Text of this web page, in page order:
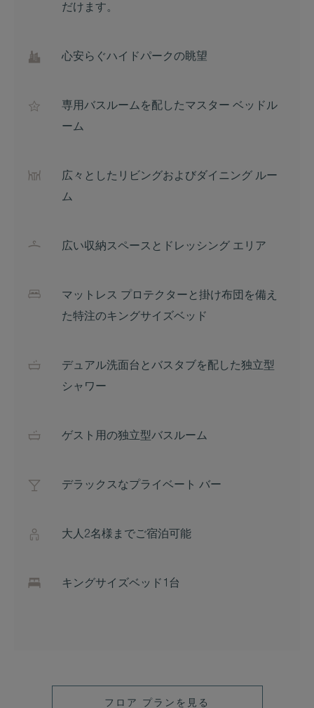
だけます。
心安らぐハイドパークの眺望
専用バスルームを配したマスター ベッドル
ーム
広々としたリビングおよびダイニング ルー
ム
広い収納スペースとドレッシング エリア
マットレス プロテクターと掛け布団を備え
た特注のキングサイズベッド
デュアル洗面台とバスタブを配した独立型
シャワー
ゲスト用の独立型バスルーム
デラックスなプライベート バー
大人2名様までご宿泊可能
キングサイズベッド1台
フロア プランを見る